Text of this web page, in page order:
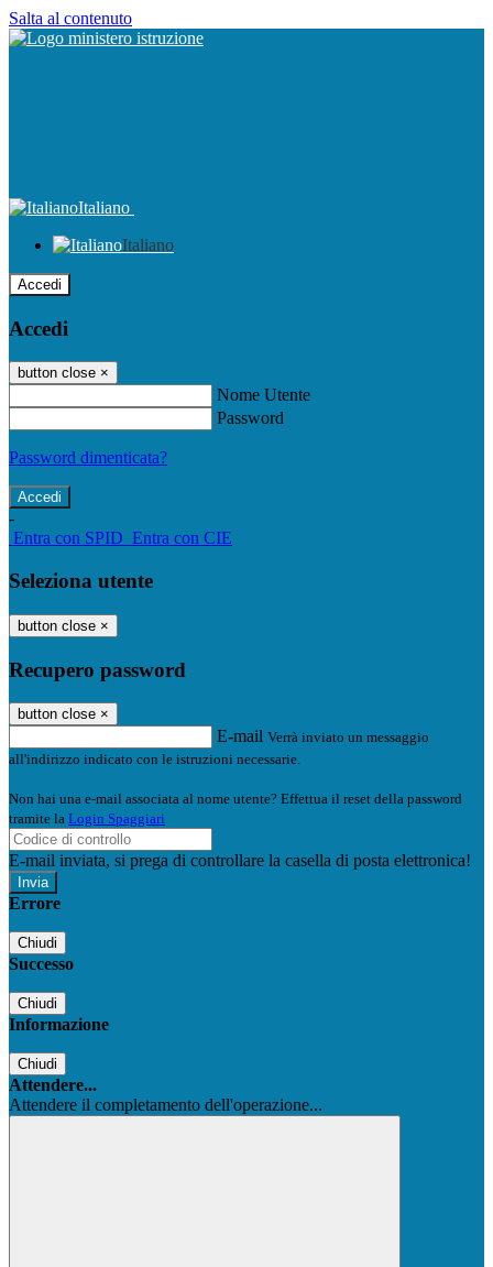
Salta al contenuto
Italiano
Italiano
Accedi
Accedi
button close ×
Nome Utente
Password
Password dimenticata?
-
Entra con SPID Entra con CIE
Seleziona utente
button close ×
Recupero password
button close ×
E-mail Verrà inviato un messaggio
all'indirizzo indicato con le istruzioni necessarie.
Non hai una e-mail associata al nome utente? Effettua il reset della password
tramite la Login Spaggiari
E-mail inviata, si prega di controllare la casella di posta elettronica!
Errore
Chiudi
Successo
Chiudi
Informazione
Chiudi
Attendere...
Attendere il completamento dell'operazione...